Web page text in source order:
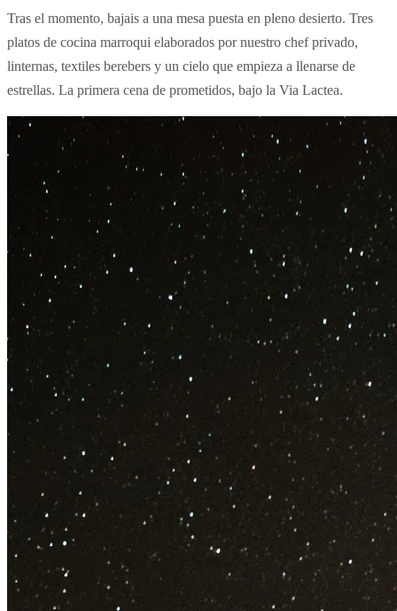
Tras el momento, bajais a una mesa puesta en pleno desierto. Tres
platos de cocina marroqui elaborados por nuestro chef privado,
linternas, textiles berebers y un cielo que empieza a llenarse de
estrellas. La primera cena de prometidos, bajo la Via Lactea.